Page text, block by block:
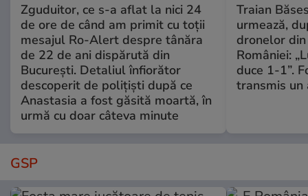
Zguduitor, ce s-a aflat la nici 24
de ore de când am primit cu toții
mesajul Ro-Alert despre tânăra
de 22 de ani dispărută din
București. Detaliul înfiorător
descoperit de polițiști după ce
Anastasia a fost găsită moartă, în
urmă cu doar câteva minute
Traian
urmează,
dronelor
României:
duce 1-1”.
transmis un
GSP